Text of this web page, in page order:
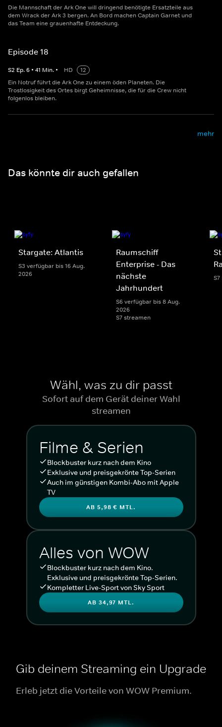
Die Mannschaft der Ark One will dringend benötigte Ersatzteile aus
dem Wrack der Ark 3 bergen. An Bord machen Captain Garnet und
das Team eine grauenhafte Entdeckung.
Episode 18
S2 Ep.6 • 41 Min. • HD
12
Ein Notruf führt die Ark One zu einem öden Planeten. Die
Trostlosigkeit des Ortes birgt Geheimnisse, die für die Crew nicht
folgenlos bleiben.
mehr
Das könnte dir auch gefallen
Stargate: Atlantis
S3 verfügbar bis 16 Aug.
2026
Raumschiff
Enterprise - Das
nächste
Jahrhundert
S6 verfügbar bis 8 Aug.
2026
S7 streamen
Wähl, was zu dir passt
Sofort auf dem Gerät deiner Wahl
streamen
Filme & Serien
Blockbuster kurz nach dem Kino
Exklusive und preisgekrönte Top-Serien
Auch im günstigen Kombi-Abo mit Apple
TV
AB 5,98 € MTL.
Alles von WOW
Blockbuster kurz nach dem Kino.
Exklusive und preisgekrönte Top-Serien.
Kompletter Live-Sport von Sky Sport
AB 34,97 MTL.
Gib deinem Streaming ein Upgrade
Erleb jetzt die Vorteile von WOW Premium.